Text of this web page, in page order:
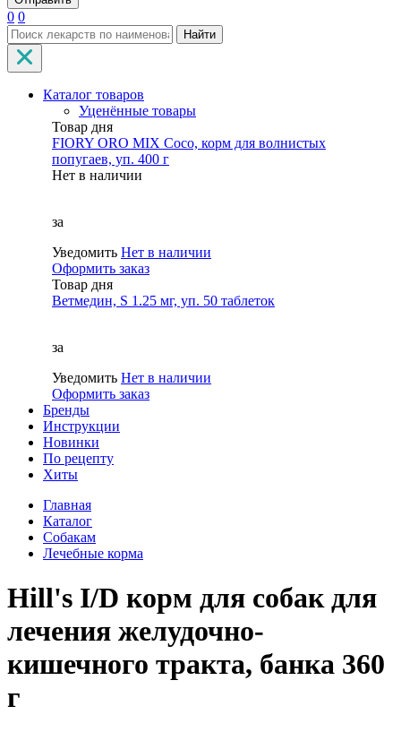
0 0
Найти
Каталог товаров
Уценённые товары
Товар дня
FIORY ORO MIX Coco, корм для волнистых
попугаев, уп. 400 г
Нет в наличии
за
Уведомить Нет в наличии
Оформить заказ
Товар дня
Ветмедин, S 1.25 мг, уп. 50 таблеток
за
Уведомить Нет в наличии
Оформить заказ
Бренды
Инструкции
Новинки
По рецепту
Хиты
Главная
Каталог
Собакам
Лечебные корма
Hill's I/D корм для собак для
лечения желудочно-
кишечного тракта, банка 360
г